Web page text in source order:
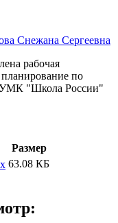
Снежана Сергеевна
рабочая
по
"Школа России"
Размер
63.08 КБ